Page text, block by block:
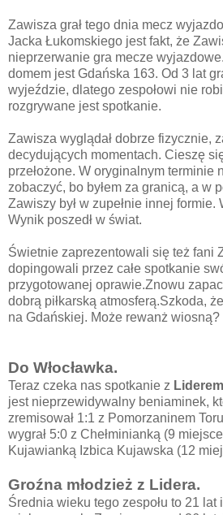
Zawisza grał tego dnia mecz
Jacka Łukomskiego jest fakt, że
nieprzerwanie gra mecze
domem jest Gdańska 163. Od 3 lat
wyjeździe, dlatego zespołowi nie
rozgrywane jest spotkanie.
Zawisza wyglądał dobrze fizycznie,
decydujących momentach. Cieszę
przełożone. W oryginalnym terminie
zobaczyć, bo byłem za granicą, a w
Zawiszy był w zupełnie innej formie.
Wynik poszedł w świat.
Świetnie zaprezentowali się też fani
dopingowali przez całe spotkanie
przygotowanej oprawie.Znowu
dobrą piłkarską atmosferą.Szkoda,
na Gdańskiej. Może rewanż wiosną?
Do Włocławka.
Teraz czeka nas spotkanie z
jest nieprzewidywalny beniaminek,
zremisował 1:1 z Pomorzaninem
wygrał 5:0 z Chełminianką (9
Kujawianką Izbica Kujawska (12
Groźna młodzież z Lidera.
Średnia wieku tego zespołu to 21 lat